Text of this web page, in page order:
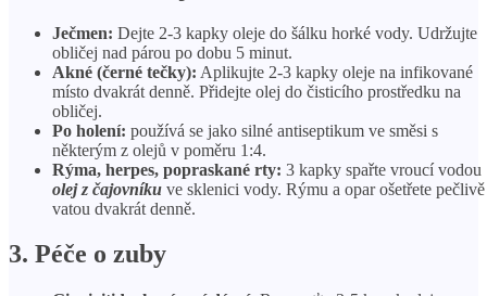
Ječmen: Dejte 2-3 kapky oleje do šálku horké vody. Udržujte
obličej nad párou po dobu 5 minut.
Akné (černé tečky): Aplikujte 2-3 kapky oleje na infikované
místo dvakrát denně. Přidejte olej do čisticího prostředku na
obličej.
Po holení: používá se jako silné antiseptikum ve směsi s
některým z olejů v poměru 1:4.
Rýma, herpes, popraskané rty: 3 kapky spařte vroucí vodou
olej z čajovníku ve sklenici vody. Rýmu a opar ošetřete pečlivě
vatou dvakrát denně.
3. Péče o zuby